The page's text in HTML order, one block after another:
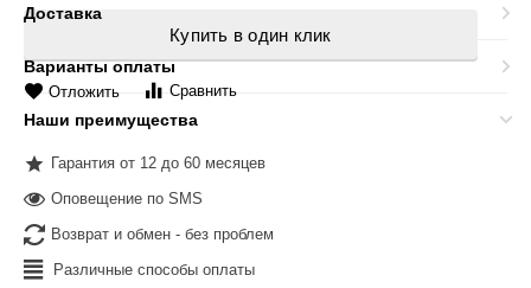
Купить в один клик
Отложить Сравнить
Доставка
Варианты оплаты
Наши преимущества
Гарантия от 12 до 60 месяцев
Оповещение по SMS
Возврат и обмен - без проблем
Различные способы оплаты